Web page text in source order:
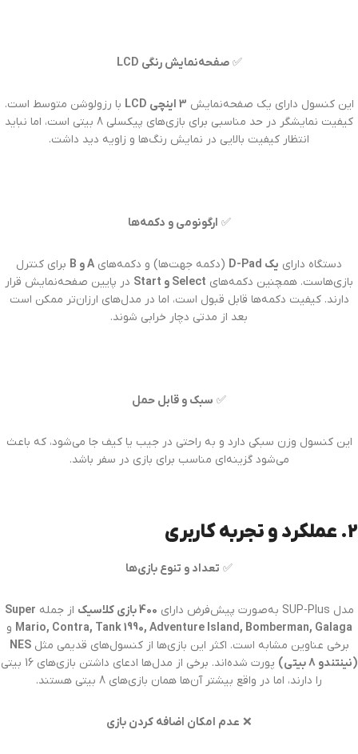
✅صفحه‌نمایش رنگی LCD
این کنسول دارای یک صفحه‌نمایش 3 اینچی LCD
با رزولوشن متوسط است.
کیفیت نمایشگر در حد مناسبی برای بازی‌های پیکسلی 8 بیتی است، اما نباید
انتظار کیفیت بالایی در نمایش رنگ‌ها و زاویه دید داشت.
✅ ارگونومی و دکمه‌ها
دستگاه دارای یک D-Pad (دکمه جهت‌ها) و دکمه‌های A و B
برای کنترل
بازی‌هاست. همچنین دکمه‌های Select و Start
در پایین صفحه‌نمایش قرار
دارند. کیفیت دکمه‌ها قابل قبول است، اما در مدل‌های ارزان‌تر ممکن است
بعد از مدتی دچار خرابی شوند.
✅ سبک و قابل حمل
این کنسول وزن سبکی دارد و به راحتی در جیب یا کیف جا می‌شود، که باعث
می‌شود گزینه‌ای مناسب برای بازی در سفر باشد.
2. عملکرد و تجربه کاربری
✅ تعداد و تنوع بازی‌ها
مدل SUP-Plus به‌صورت پیش‌فرض دارای 400 بازی کلاسیک از جمله Super
Mario, Contra, Tank 1990, Adventure Island, Bomberman, Galaga و
برخی عناوین مشابه است. اکثر این بازی‌ها از کنسول‌های قدیمی مثلNES
(نینتندو 8 بیتی)
پورت شده‌اند. برخی از مدل‌ها ادعای داشتن بازی‌های 16 بیتی
را دارند، اما در واقع بیشتر آن‌ها همان بازی‌های 8 بیتی هستند.
❌ عدم امکان اضافه کردن بازی